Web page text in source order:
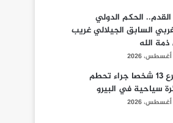
القدم.. الحكم الدولي
السابق الجيلالي غريب
الله
مصرع 13 شخصا جراء تحطم
سياحية في البيرو